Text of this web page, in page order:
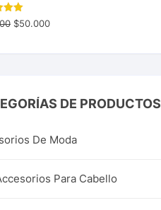
$50.000
DE PRODUCTOS
De Moda
Para Cabello